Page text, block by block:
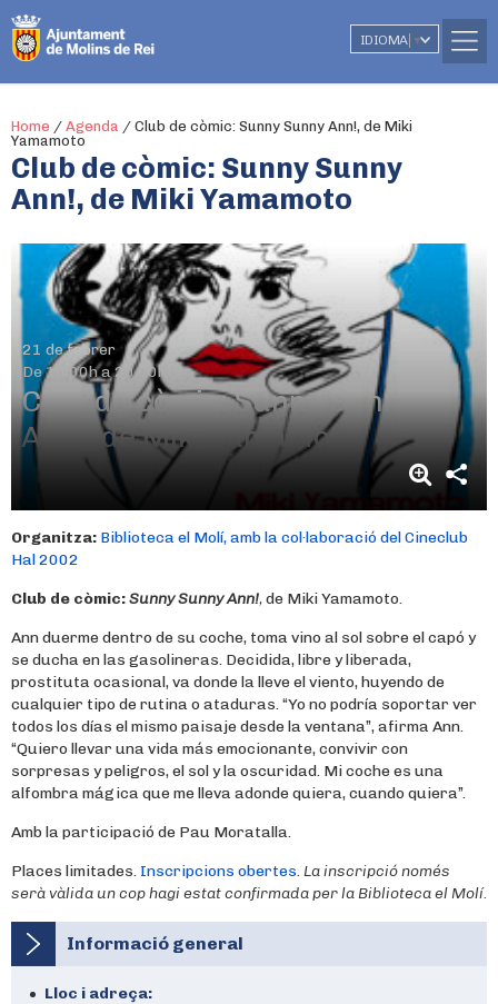
IDIOMA ▼
Home / Agenda / Club de còmic: Sunny Sunny Ann!, de Miki
Yamamoto
Club de còmic: Sunny Sunny
Ann!, de Miki Yamamoto
21 de febrer
De 19.00h a 20.00h
Club de còmic: Sunny Sunny
Ann!, de Miki Yamamoto
Organitza: Biblioteca el Molí, amb la col·laboració del Cineclub
Hal 2002
Club de còmic:Sunny Sunny Ann!,de Miki Yamamoto.
Ann duerme dentro de su coche, toma vino al sol sobre el capó y
se ducha en las gasolineras. Decidida, libre y liberada,
prostituta ocasional, va donde la lleve el viento, huyendo de
cualquier tipo de rutina o ataduras. “Yo no podría soportar ver
todos los días el mismo paisaje desde la ventana”, afirma Ann.
“Quiero llevar una vida más emocionante, convivir con
sorpresas y peligros, el sol y la oscuridad. Mi coche es una
alfombra mágica que me lleva adonde quiera, cuando quiera”.
Amb la participació de Pau Moratalla.
Places limitades. Inscripcions obertes.La inscripció només
serà vàlida un cop hagi estat confirmada per la Biblioteca el Molí.
Informació general
Lloc i adreça: